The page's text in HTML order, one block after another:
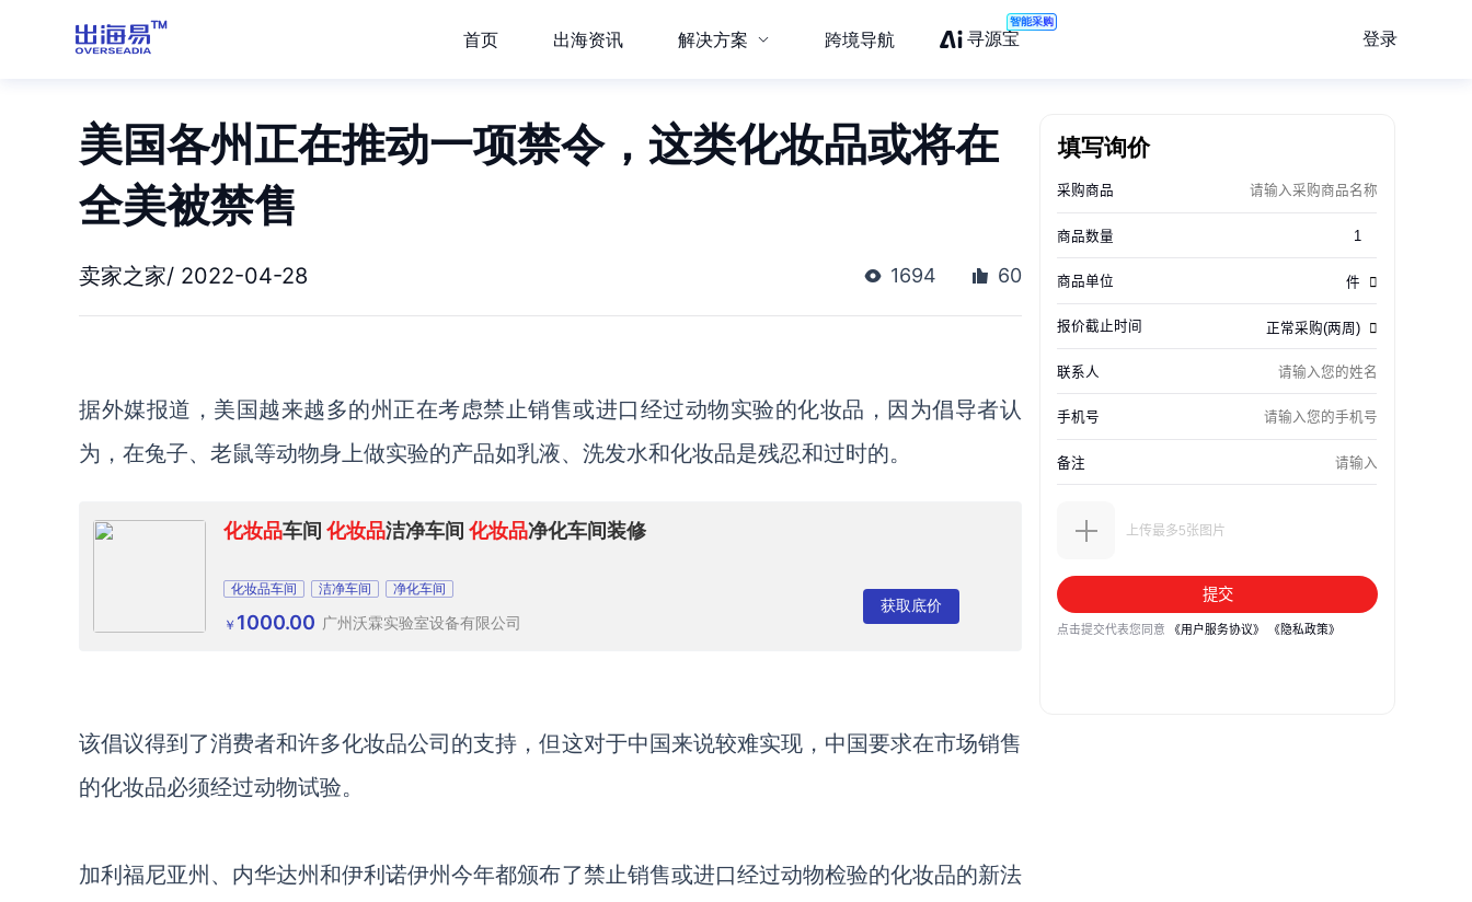
首页 出海资讯 解决方案 跨境导航 寻源宝
智能采购
登录
美国各州正在推动一项禁令，这类化妆品或将在
全美被禁售
卖家之家/ 2022-04-28 1694 60
据外媒报道，美国越来越多的州正在考虑禁止销售或进口经过动物实验的化妆品，因为倡导者认
为，在兔子、老鼠等动物身上做实验的产品如乳液、洗发水和化妆品是残忍和过时的。
化妆品车间 化妆品洁净车间 化妆品净化车间装修
化妆品车间 洁净车间 净化车间
￥ 1000.00 广州沃霖实验室设备有限公司
获取底价
该倡议得到了消费者和许多化妆品公司的支持，但这对于中国来说较难实现，中国要求在市场销售
的化妆品必须经过动物试验。
加利福尼亚州、内华达州和伊利诺伊州今年都颁布了禁止销售或进口经过动物检验的化妆品的新法
填写询价